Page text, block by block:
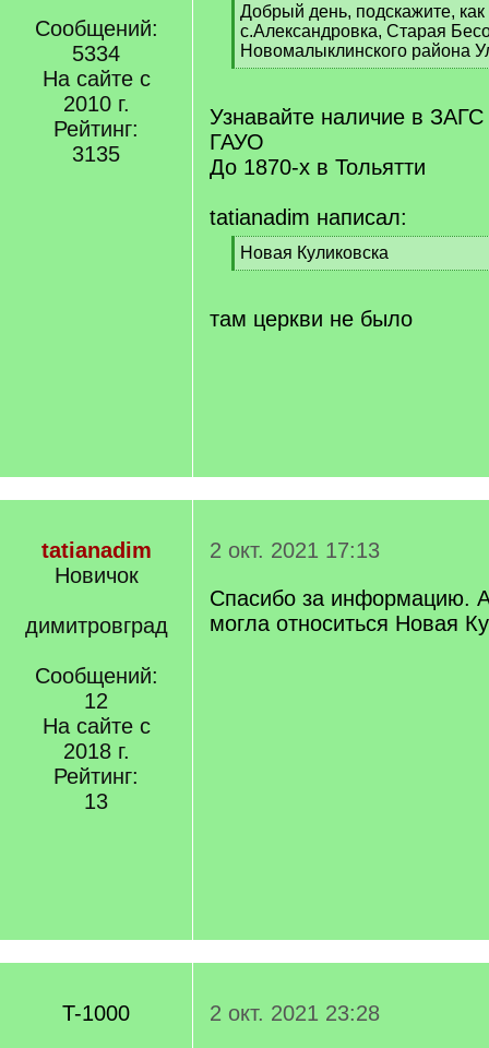
Сообщений:
5334
На сайте с
2010 г.
Рейтинг:
3135
[
q
]
Добрый день, подскажите,
с.Александровка, Старая
Новомалыклинского района
[
q
]
Узнавайте наличие в
ГАУО
До 1870-х в Тольятти
tatianadim написал:
[
q
Новая Куликовска
[
q
]
там церкви не было
tatianadim
Новичок
димитровград
Сообщений:
12
На сайте с
2018 г.
Рейтинг:
13
2 окт. 2021 17:13
Спасибо за информацию.
могла относиться Новая
T-1000
2 окт. 2021 23:28